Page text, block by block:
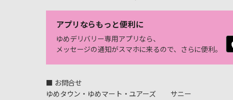
アプリならもっと便利に
ゆめデリバリー専用アプリなら、
メッセージの通知がスマホに来るので、さらに便利。
■ お問合せ
ゆめタウン・ゆめマート・ユアーズ
サニー